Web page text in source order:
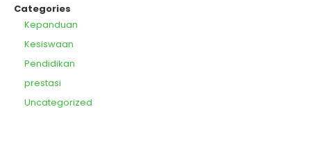
Categories
Kepanduan
Kesiswaan
Pendidikan
prestasi
Uncategorized